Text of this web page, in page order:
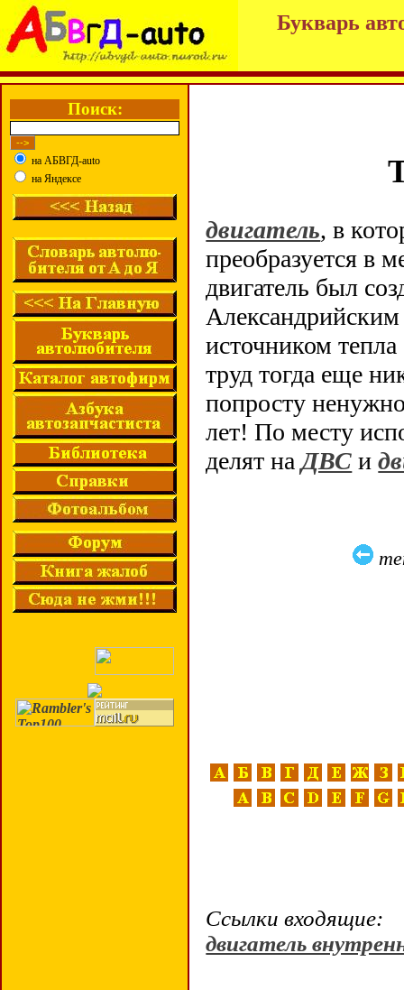
Букварь
Поиск:
на АБВГД-auto
на Яндексе
двигатель, в
преобразуется в
двигатель был
источником
труд тогда еще
попросту
лет! По месту
делят наДВС и
Ссылки входящие:
двигатель